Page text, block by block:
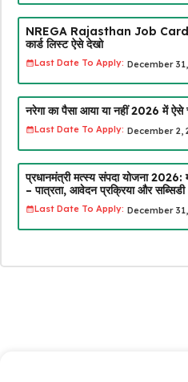
NREGA Rajasthan Job Card
कार्ड लिस्ट ऐसे देखो
Last Date To Apply: December
नरेगा का पैसा आया या नहीं 2026 में
Last Date To Apply: December 2,
प्रधानमंत्री मत्स्य संपदा योजना
– पात्रता, आवेदन प्रक्रिया और सब्सिडी
Last Date To Apply: December